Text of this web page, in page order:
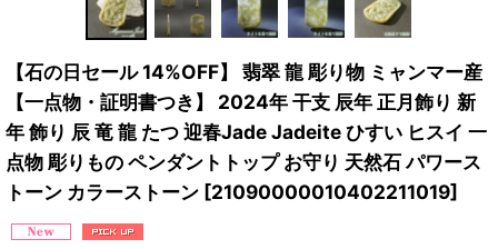
【石の日セール 14%OFF】 翡翠 龍 彫り物 ミャンマー産
【一点物・証明書つき】 2024年 干支 辰年 正月飾り 新
年 飾り 辰 竜 龍 たつ 迎春Jade Jadeite ひすい ヒスイ 一
点物 彫りもの ペンダントトップ お守り 天然石 パワース
トーン カラーストーン [21090000010402211019]